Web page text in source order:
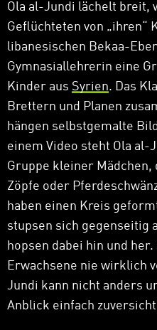
Ola al-Jundi lächelt breit,
Geflüchteten von „ihren“
libanesischen Bekaa-
Gymnasiallehrerin eine
Kinder aus Syrien. Das
Brettern und Planen
hängen selbstgemalte
einem Video steht Ola
Gruppe kleiner
Zöpfe oder
haben einen Kreis
stupsen sich gegenseitig
hopsen dabei hin und
Erwachsene nie wirklich
Jundi kann nicht anders
Anblick einfach